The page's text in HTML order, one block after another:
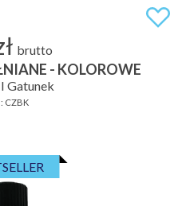
brutto
- KOLOROWE
Gatunek
CZBK